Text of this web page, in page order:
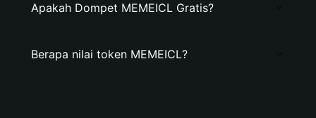
Apakah Dompet MEMEICL Gratis?
Berapa nilai token MEMEICL?